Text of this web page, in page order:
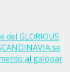
del GLORIOUS
se
al galopar